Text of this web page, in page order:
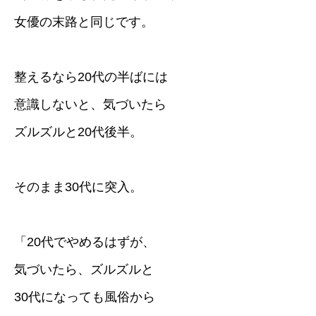
女優の末路と同じです。
整えるなら20代の半ばには
意識しないと、気づいたら
ズルズルと20代後半。
そのまま30代に突入。
「20代でやめるはずが、
気づいたら、ズルズルと
30代になっても風俗から